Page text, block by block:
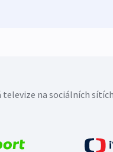
televize na sociálních